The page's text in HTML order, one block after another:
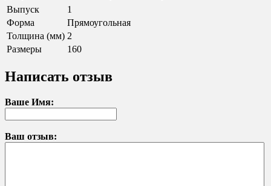
Выпуск
1
Форма
Прямоугольная
Толщина (мм) 2
Размеры
160
Написать отзыв
Ваше Имя:
Ваш отзыв: